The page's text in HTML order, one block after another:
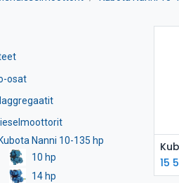
osat
Kubota Nanni 10-135 hp
10 hp
14 hp
15